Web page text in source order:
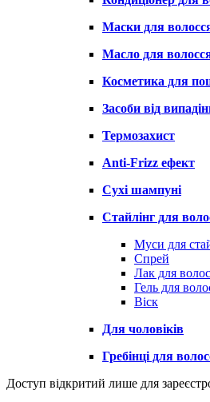
Маски для
Масло для
Косметика для
Засоби від
Термозахист
Anti-Frizz ефект
Сухі шампуні
Стайлінг для
Муси для
Спрей
Лак для
Гель для
Віск
Для чоловіків
Гребінці для
Доступ відкритий лише для